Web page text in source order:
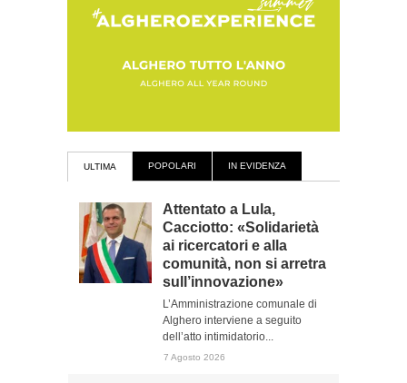
ULTIMA POPOLARI IN EVIDENZA
Attentato a Lula,
Cacciotto: «Solidarietà
ai ricercatori e alla
comunità, non si arretra
sull’innovazione»
L’Amministrazione comunale di
Alghero interviene a seguito
dell’atto intimidatorio...
7 Agosto 2026